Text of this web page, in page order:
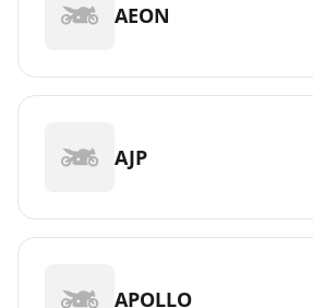
AEON
AJP
APOLLO